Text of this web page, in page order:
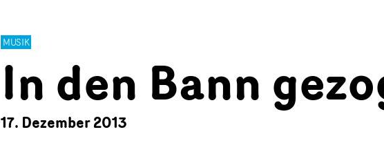
MUSIK
In den Bann
17. Dezember 2013